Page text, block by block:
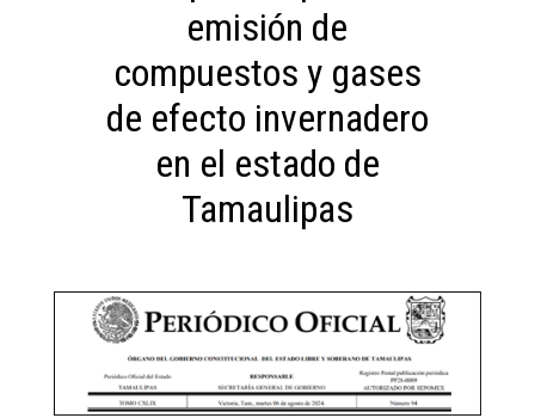
emisión de
compuestos y gases
de efecto invernadero
en el estado de
Tamaulipas